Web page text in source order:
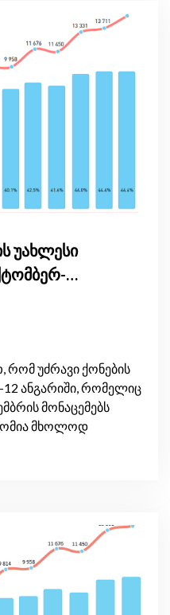
უახლესი
უძრავი ქონების
ანგარიში, რომელიც
მონაცემებს
მხოლოდ